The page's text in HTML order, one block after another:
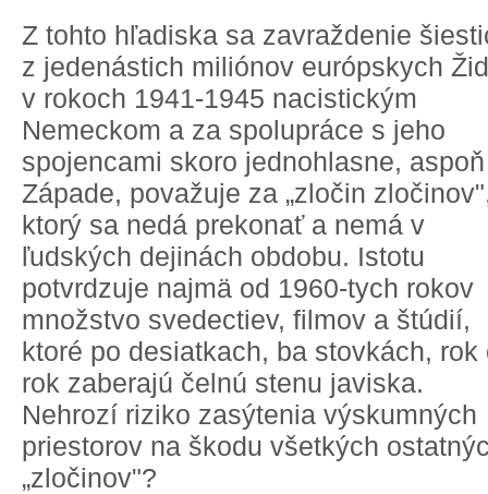
Z tohto hľadiska sa zavraždenie
z jedenástich miliónov európskych
v rokoch 1941-1945 nacistickým
Nemeckom a za spolupráce s jeho
spojencami skoro jednohlasne,
Západe, považuje za „zločin
ktorý sa nedá prekonať a nemá v
ľudských dejinách obdobu. Istotu
potvrdzuje najmä od 1960-tych rokov
množstvo svedectiev, filmov a štúdií,
ktoré po desiatkach, ba stovkách, rok
rok zaberajú čelnú stenu javiska.
Nehrozí riziko zasýtenia výskumných
priestorov na škodu všetkých
„zločinov"?